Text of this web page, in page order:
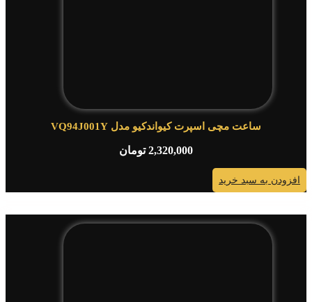
ساعت مچی اسپرت کیواندکیو مدل VQ94J001Y
2,320,000 تومان
افزودن به سبد خرید